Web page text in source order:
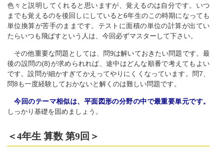
色々と説明してくれると思いますが、覚えるのは自分です。いつ
までも覚えるのを後回しにしていると6年生のこの時期になっても
単位換算が苦手のままです。テストに面積の単位の計算が出てい
たらいつも飛ばすという人は、今回必ずマスターして下さい。
その他重要な問題としては、問9は解いておきたい問題です。最
後の設問の(8)が求められれば、途中はどんな順番で考えてもよい
です。設問が細かすぎてかえってやりにくくなっています。問7、
問8も一度経験しておかないと解くのは難しい問題です。
今回のテーマ相似は、平面図形の分野の中で最重要単元です。
しっかり基礎を固めましょう。
＜4年生 算数 第9回＞